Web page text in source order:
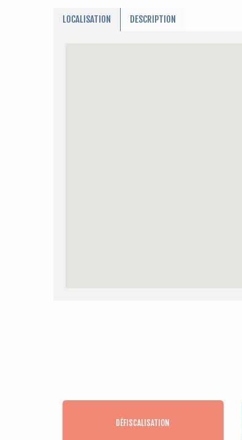
LOCALISATION DESCRIPTION
DÉFISCALISATION